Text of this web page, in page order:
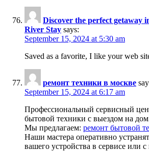
Discover the perfect getaway
River Stay says:
September 15, 2024 at 5:30 am
Saved as a favorite, I like your web
ремонт техники в москве
September 15, 2024 at 6:17 am
Профессиональный сервисный
бытовой техники с выездом на
Мы предлагаем: ремонт бытовой
Наши мастера оперативно
вашего устройства в сервисе или